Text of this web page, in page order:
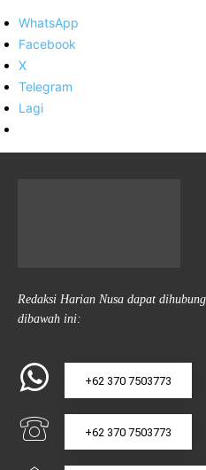
WhatsApp
Facebook
X
Telegram
Lagi
Redaksi Harian Nusa dapat
dibawah ini:
+62 370 7503773
+62 370 7503773